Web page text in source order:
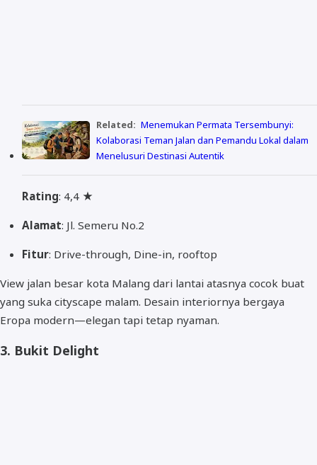
Related: Menemukan Permata Tersembunyi:
Kolaborasi Teman Jalan dan Pemandu Lokal dalam
Menelusuri Destinasi Autentik
Rating: 4,4 ★
Alamat: Jl. Semeru No.2
Fitur: Drive-through, Dine-in, rooftop
View jalan besar kota Malang dari lantai atasnya cocok buat
yang suka cityscape malam. Desain interiornya bergaya
Eropa modern—elegan tapi tetap nyaman.
3. Bukit Delight